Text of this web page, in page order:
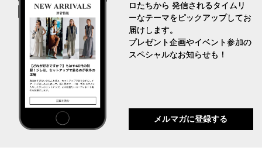
ロたちから 発信されるタイムリ
ーなテーマをピックアップしてお
届けします。
プレゼント企画やイベント参加の
スペシャルなお知らせも！
メルマガに登録する